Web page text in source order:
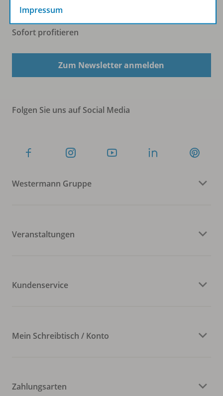
Sofort profitieren
Zum Newsletter anmelden
Folgen Sie uns auf Social Media
Westermann Gruppe
Veranstaltungen
Kundenservice
Mein Schreibtisch / Konto
Zahlungsarten
Impressum